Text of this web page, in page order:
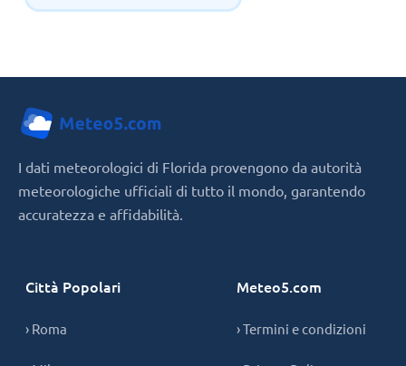
I dati meteorologici di Florida provengono da autorità
meteorologiche ufficiali di tutto il mondo, garantendo
accuratezza e affidabilità.
Città Popolari
› Roma
Meteo5.com
› Termini e condizioni